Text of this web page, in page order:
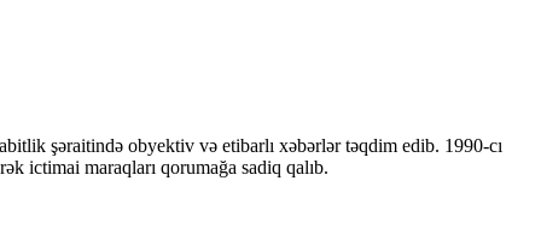
şəraitində obyektiv və etibarlı xəbərlər təqdim edib. 1990-cı
ictimai maraqları qorumağa sadiq qalıb.